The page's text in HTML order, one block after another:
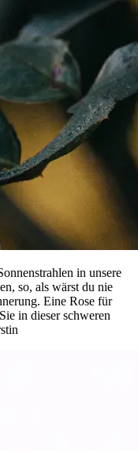
in unsere
so, als wärst du nie
Eine Rose für
in dieser schweren